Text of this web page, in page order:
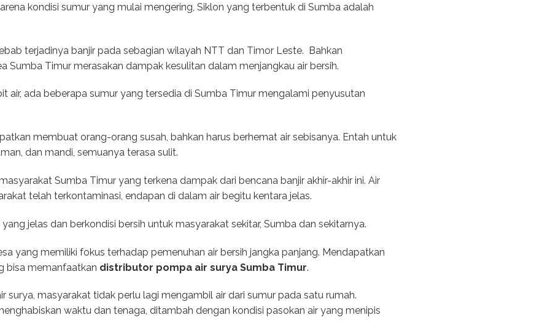
kondisi sumur yang mulai mengering, Siklon yang terbentuk di Sumba adalah
terjadinya banjir pada sebagian wilayah NTT dan Timor Leste. Bahkan
Sumba Timur merasakan dampak kesulitan dalam menjangkau air bersih.
air, ada beberapa sumur yang tersedia di Sumba Timur mengalami penyusutan
membuat orang-orang susah, bahkan harus berhemat air sebisanya. Entah untuk
dan mandi, semuanya terasa sulit.
Sumba Timur yang terkena dampak dari bencana banjir akhir-akhir ini. Air
telah terkontaminasi, ­endapan di dalam air begitu kentara jelas.
jelas dan berkondisi bersih untuk masyarakat sekitar, Sumba dan sekitarnya.
yang memiliki fokus terhadap pemenuhan air bersih jangka panjang. Mendapatkan
bisa memanfaatkan distributor pompa air surya Sumba Timur.
surya, masyarakat tidak perlu lagi mengambil air dari sumur pada satu rumah.
waktu dan tenaga, ditambah dengan kondisi pasokan air yang menipis